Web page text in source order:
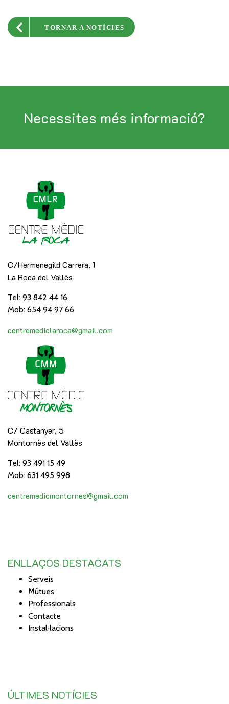
TORNAR A NOTÍCIES
Necessites més informació?
C/Hermenegild Carrera, 1
La Roca del Vallès
Tel: 93 842 44 16
Mob: 654 94 97 66
centremediclaroca@gmail.com
C/ Castanyer, 5
Montornès del Vallès
Tel: 93 491 15 49
Mob: 631 495 998
centremedicmontornes@gmail.com
ENLLAÇOS DESTACATS
Serveis
Mútues
Professionals
Contacte
Instal·lacions
ÚLTIMES NOTÍCIES